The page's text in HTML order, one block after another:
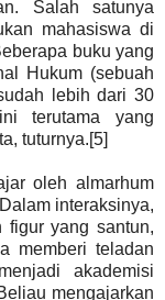
Salah satunya
mahasiswa di
buku yang
Hukum (sebuah
lebih dari 30
terutama yang
tuturnya.[5]
oleh almarhum
interaksinya,
yang santun,
memberi teladan
akademisi
mengajarkan